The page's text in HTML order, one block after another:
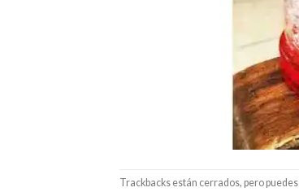
Trackbacks están cerrados, pero puedes